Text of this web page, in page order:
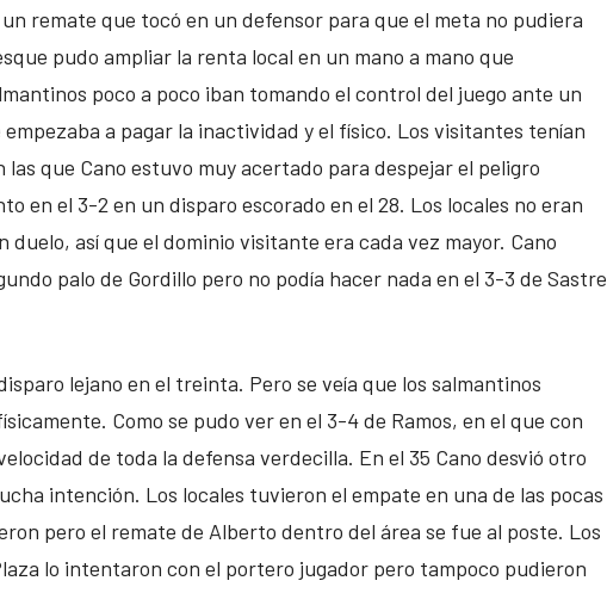
remate que tocó en un defensor para que el meta no pudiera
pudo ampliar la renta local en un mano a mano que
poco a poco iban tomando el control del juego ante un
a pagar la inactividad y el físico. Los visitantes tenían
las que Cano estuvo muy acertado para despejar el peligro
en el 3-2 en un disparo escorado en el 28. Los locales no eran
duelo, así que el dominio visitante era cada vez mayor. Cano
palo de Gordillo pero no podía hacer nada en el 3-3 de Sastre
lejano en el treinta. Pero se veía que los salmantinos
Como se pudo ver en el 3-4 de Ramos, en el que con
de toda la defensa verdecilla. En el 35 Cano desvió otro
intención. Los locales tuvieron el empate en una de las pocas
pero el remate de Alberto dentro del área se fue al poste. Los
lo intentaron con el portero jugador pero tampoco pudieron